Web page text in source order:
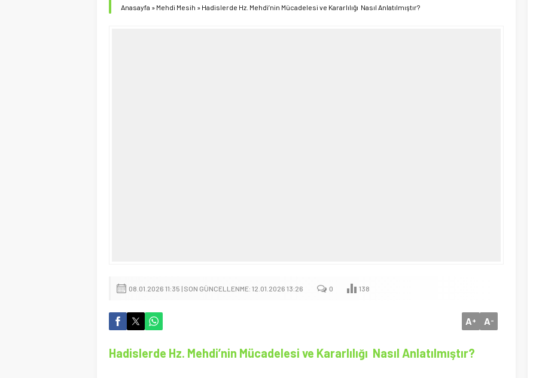
Anasayfa » Mehdi Mesih » Hadislerde Hz. Mehdi’nin Mücadelesi ve Kararlılığı Nasıl Anlatılmıştır?
08.01.2026 11:35 | SON GÜNCELLENME: 12.01.2026 13:26 0 138
A+ A-
Hadislerde Hz. Mehdi’nin Mücadelesi ve Kararlılığı Nasıl Anlatılmıştır?